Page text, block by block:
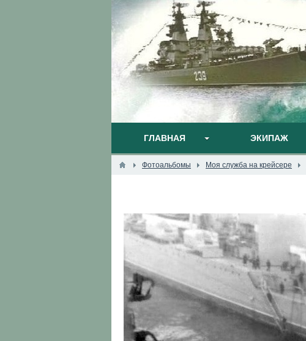
ГЛАВНАЯ ЭКИПАЖ
Фотоальбомы Моя служба на крейсере